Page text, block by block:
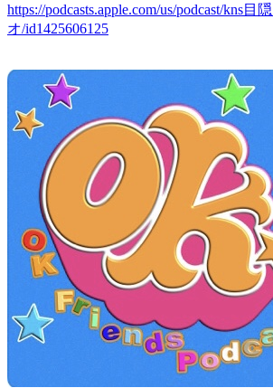
https://podcasts.apple.com/us/podcast/kns目
オ/id1425606125